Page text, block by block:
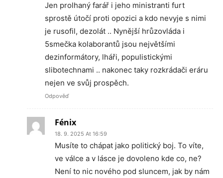
Jen prolhaný farář i jeho ministranti furt
sprostě útočí proti opozici a kdo nevyje s nimi
je rusofil, dezolát .. Nynější hrůzovláda i
5smečka kolaborantů jsou největšími
dezinformátory, lháři, populistickými
slibotechnami .. nakonec taky rozkrádači eráru
nejen ve svůj prospěch.
Odpověď
Fénix
18. 9. 2025 At 16:59
Musíte to chápat jako politický boj. To víte,
ve válce a v lásce je dovoleno kde co, ne?
Není to nic nového pod sluncem, jak by nám